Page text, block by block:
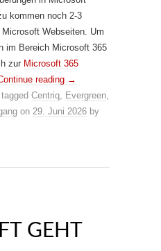
kommen noch 2-3
Microsoft Webseiten. Um
im Bereich Microsoft 365
zur Microsoft 365
reading →
Centriq, Evergreen,
on 29. Juni 2026 by
GEHT